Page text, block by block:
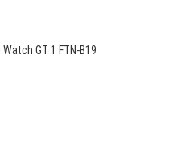
GT 1 FTN-B19